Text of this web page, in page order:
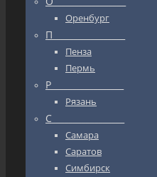
Оренбург
П_________________
Пенза
Пермь
Р_________________
Рязань
С_________________
Самара
Саратов
Симбирск